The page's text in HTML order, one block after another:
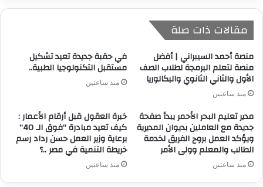
مقالات ذات صلة
منصة أحمد السيبراني | أفضل
منصة لتعلم البرمجة لطلاب الصف
الأول والثاني الثانوي والبكالوريا
منذ ساعتين
في حقبة جديدة تعيد تشكيل
مستقبل التكنولوجيا الطبية..
منذ ساعتين
مدير تعليم البحر الأحمر يبدأ صفحة
جديدة مع العاملين بديوان المديرية
ويؤكد العمل بروح الفريق لخدمة
الطالب والمعلم وولى الأمر
منذ ساعتين
خبرة العقول قبل أرقام الأعمار :
كيف تعيد مبادرة “فوق الـ 40”
برعاية وزير العمل حسن رداد رسم
خريطة التنمية في مصر ..؟
منذ ساعتين